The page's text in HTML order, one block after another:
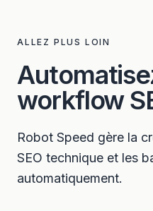
ALLEZ PLUS LOIN
workflow
Robot Speed gère la
SEO technique et les
automatiquement.